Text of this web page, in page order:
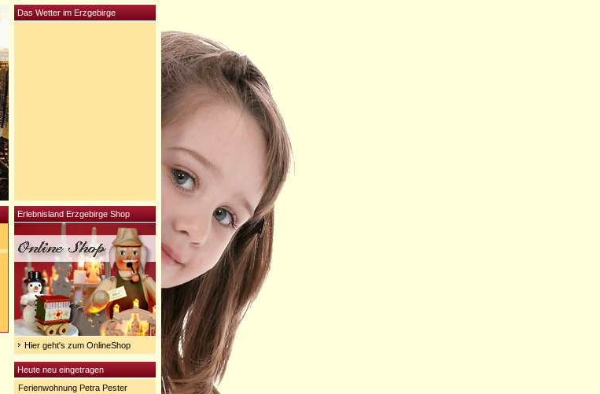
Erlebnisland Erzgebirge Shop
Hier geht's zum OnlineShop
Heute neu eingetragen
Ferienwohnung Petra Pester
Das Wetter im Erzgebirge